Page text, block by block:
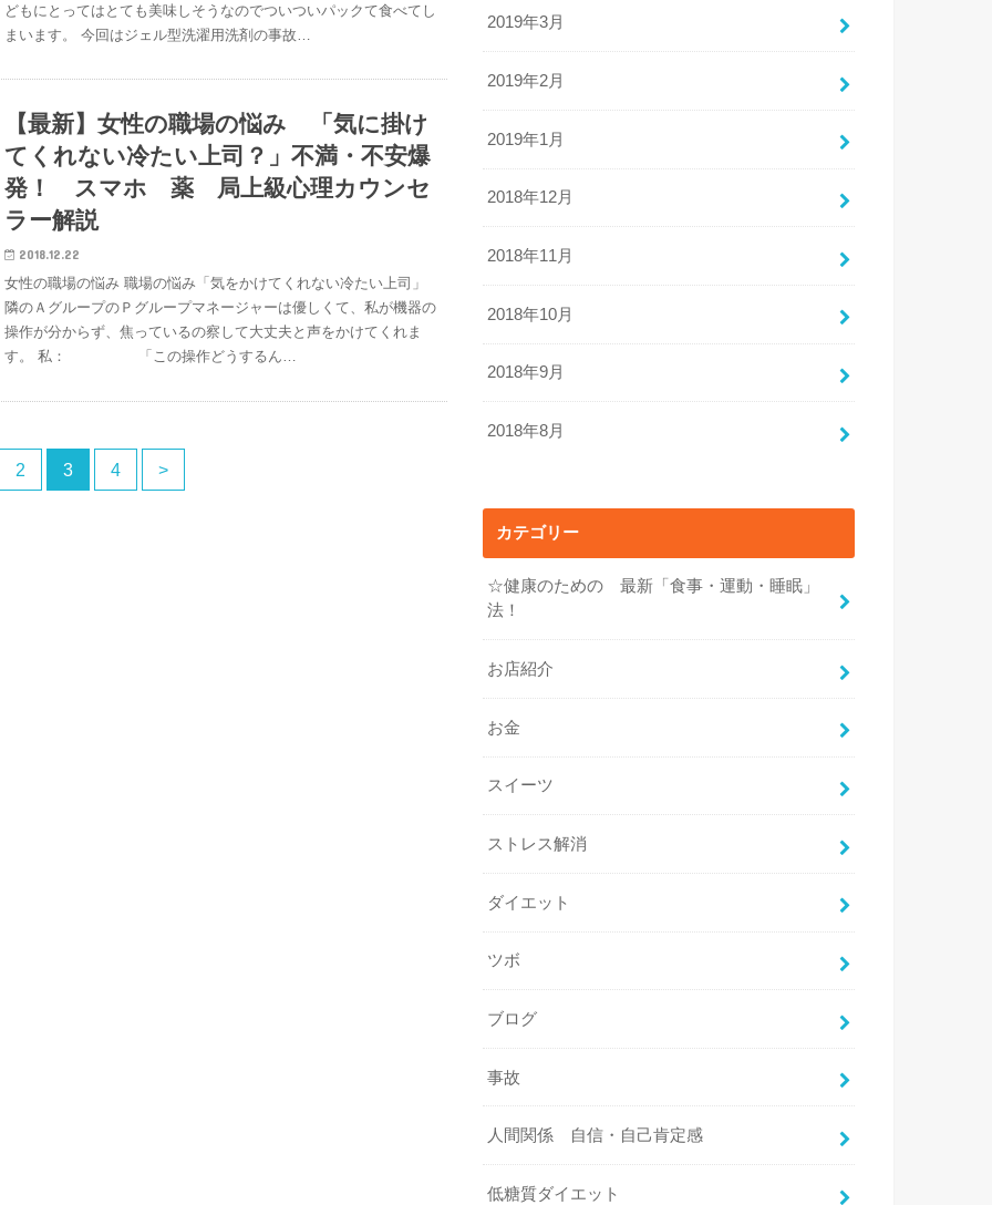
どもにとってはとても美味しそうなのでついついパックて食べてし
まいます。 今回はジェル型洗濯用洗剤の事故…
【最新】女性の職場の悩み 「気に掛け
てくれない冷たい上司？」不満・不安爆
発！ スマホ 薬 局上級心理カウンセ
ラー解説
2018.12.22
女性の職場の悩み 職場の悩み「気をかけてくれない冷たい上司」
隣のＡグループのＰグループマネージャーは優しくて、私が機器の
操作が分からず、焦っているの察して大丈夫と声をかけてくれま
す。 私： 「この操作どうするん…
2 3 4 >
2019年3月
2019年2月
2019年1月
2018年12月
2018年11月
2018年10月
2018年9月
2018年8月
カテゴリー
☆健康のための 最新「食事・運動・睡眠」
法！
お店紹介
お金
スイーツ
ストレス解消
ダイエット
ツボ
ブログ
事故
人間関係 自信・自己肯定感
低糖質ダイエット